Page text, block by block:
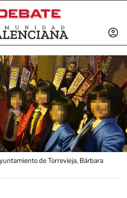
INICIAR
de Torrevieja, Bárbara